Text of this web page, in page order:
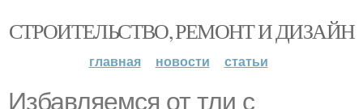
СТРОИТЕЛЬСТВО, РЕМОНТ И ДИЗАЙН
главная новости статьи
Избавляемся от тли с